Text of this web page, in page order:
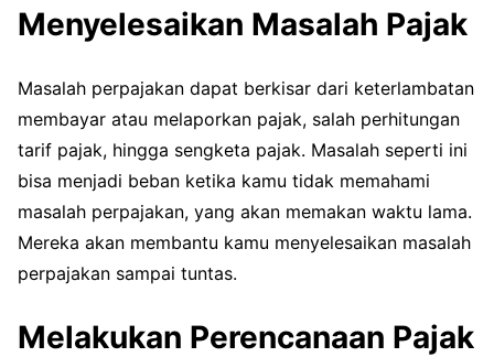
Menyelesaikan Masalah Pajak
Masalah perpajakan dapat berkisar dari keterlambatan
membayar atau melaporkan pajak, salah perhitungan
tarif pajak, hingga sengketa pajak. Masalah seperti ini
bisa menjadi beban ketika kamu tidak memahami
masalah perpajakan, yang akan memakan waktu lama.
Mereka akan membantu kamu menyelesaikan masalah
perpajakan sampai tuntas.
Melakukan Perencanaan Pajak